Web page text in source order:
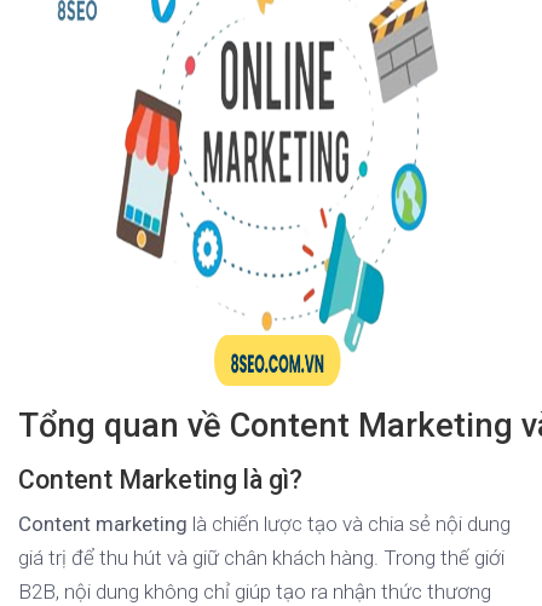
Tổng quan về Content Marketing
Content Marketing là gì?
Content marketing là chiến lược tạo và chia sẻ nội dung
giá trị để thu hút và giữ chân khách hàng. Trong thế giới
B2B, nội dung không chỉ giúp tạo ra nhận thức thương